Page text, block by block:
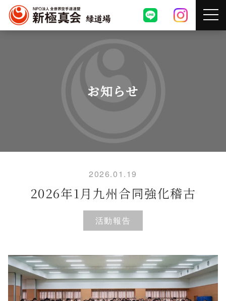
お知らせ
2026.01.19
2026年1月九州合同強化稽古
活動報告